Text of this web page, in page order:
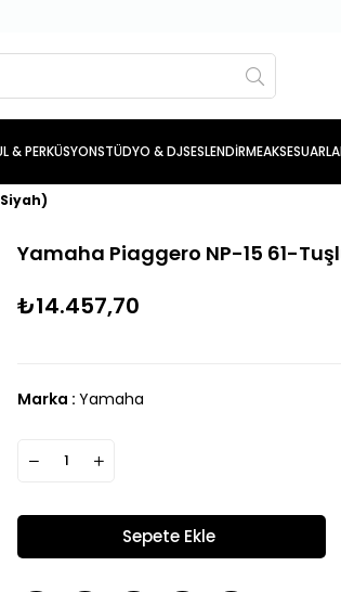
& PERKÜSYONSTÜDYO & DJSESLENDİRME
Yamaha Piaggero NP-15 61-
₺14.457,70
Marka : Yamaha